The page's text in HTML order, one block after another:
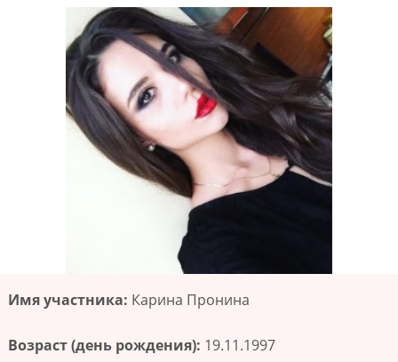
Имя участника: Карина Пронина
Возраст (день рождения): 19.11.1997